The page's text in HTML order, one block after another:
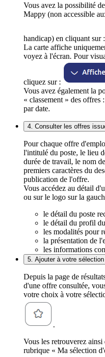
Vous avez la possibilité
Mappy (non accessible
handicap) en cliquant sur :
La carte affiche
voyez à l'écran. Pour
cliquez sur :
Vous avez également la
« classement » des
par date.
4. Consulter les offres
Pour chaque offre
l'intitulé du poste, le lieu
durée de travail, le nom
premiers caractères du
publication de l'offre.
Vous accédez au détail
ou sur le logo sur la
le détail du poste
le détail du profil
les modalités pour
la présentation de
les informations
5. Ajouter à votre
Depuis la page de
d'une offre consultée,
votre choix à votre
.
Vous les retrouverez ainsi
rubrique « Ma sélection